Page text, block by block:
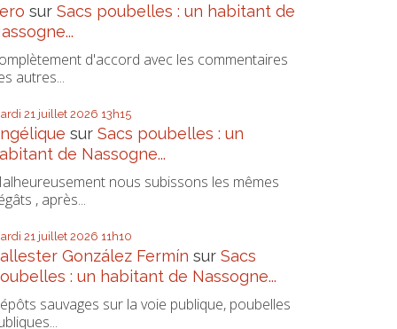
surSacs poubelles : un habitant de
d'accord avec les commentaires
autres...
21 juillet 2026 13h15
surSacs poubelles : un
de Nassogne...
nous subissons les mêmes
, après...
21 juillet 2026 11h10
González Fermín surSacs
: un habitant de Nassogne...
sauvages sur la voie publique, poubelles